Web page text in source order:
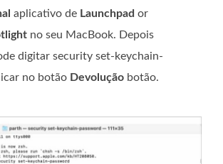
aplicativo de Launchpad or
no seu MacBook. Depois
digitar security set-keychain-
no botão Devolução botão.